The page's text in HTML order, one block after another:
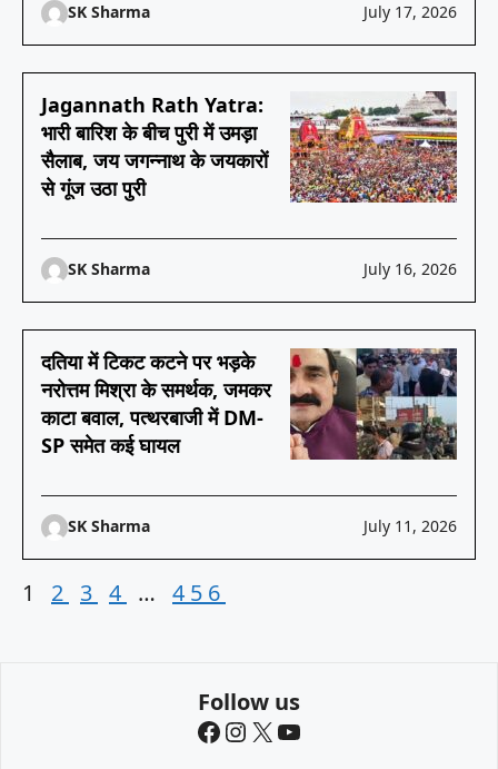
SK Sharma July 17, 2026
Jagannath Rath Yatra:
भारी बारिश के बीच पुरी में उमड़ा
सैलाब, जय जगन्नाथ के जयकारों
से गूंज उठा पुरी
SK Sharma July 16, 2026
दतिया में टिकट कटने पर भड़के
नरोत्तम मिश्रा के समर्थक, जमकर
काटा बवाल, पत्थरबाजी में DM-
SP समेत कई घायल
SK Sharma July 11, 2026
1 2 3 4 … 456
Follow us
Facebook
Instagram
X YouTube